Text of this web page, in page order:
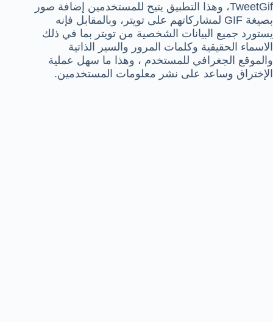
TweetGif، وهذا التطبيق يتيح للمستخدمين إضافة صور
بصيغة GIF لمشاركاتهم على تويتر، وبالمقابل فإنه
يستورد جميع البيانات الشخصية من تويتر بما في ذلك
الاسماء الحقيقية وكلمات المرور والسير الذاتية
والموقع الجغرافي للمستخدم ، وهذا ما سهل عملية
الإختراق وساعد على نشر معلومات المستخدمين.